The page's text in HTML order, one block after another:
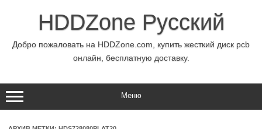
содержимомуHDDZone Русский
Добро пожаловать на HDDZone.com, купить жесткий диск pcb
онлайн, бесплатную доставку.
Меню